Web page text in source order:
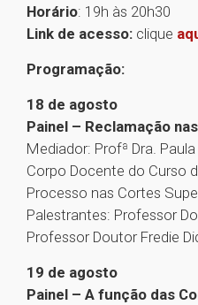
Horário: 19h às 20h30
Link de acesso: clique
Programação:
18 de agosto
Painel – Reclamação
Mediador: Profª Dra.
Corpo Docente do Curso
Processo nas Cortes
Palestrantes: Professor
Professor Doutor Fredie
19 de agosto
Painel – A função das